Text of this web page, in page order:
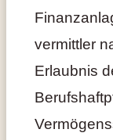
vermittler
Erlaubnis